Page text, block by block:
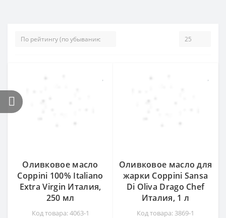
Оливковое масло
Coppini 100% Italiano
Extra Virgin Италия,
250 мл
Код товара: 4063-1
Оливковое масло для
жарки Coppini Sansa
Di Oliva Drago Chef
Италия, 1 л
Код товара: 3869-1